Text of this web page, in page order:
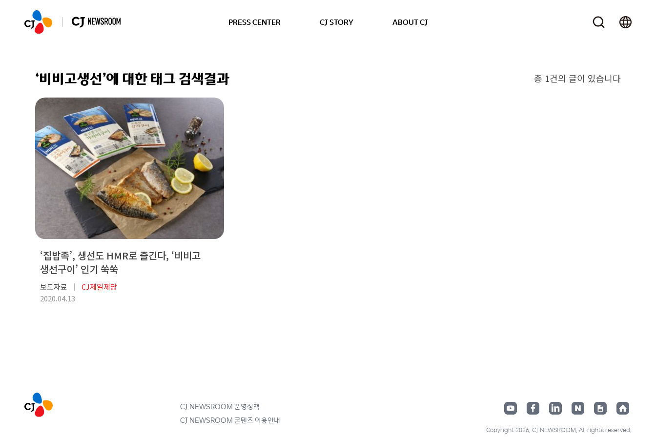
PRESS CENTER CJ STORY ABOUT CJ
‘비비고생선’에 대한 태그 검색결과 총 1건의 글이 있습니다
‘집밥족’, 생선도 HMR로 즐긴다, ‘비비고
생선구이’ 인기 쑥쑥
보도자료
CJ제일제당
2020.04.13
CJ NEWSROOM 운영정책
CJ NEWSROOM 콘텐츠 이용안내
Copyright 2026. CJ NEWSROOM. All rights reserved.